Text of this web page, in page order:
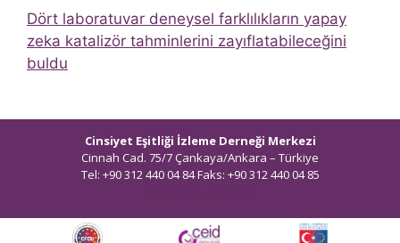
Dört laboratuvar deneysel farklılıkların yapay
zeka katalizör tahminlerini zayıflatabileceğini
buldu
Cinsiyet Eşitliği İzleme Derneği Merkezi
Cinnah Cad. 75/7 Çankaya/Ankara – Türkiye
Tel: +90 312 440 04 84 Faks: +90 312 440 04 85